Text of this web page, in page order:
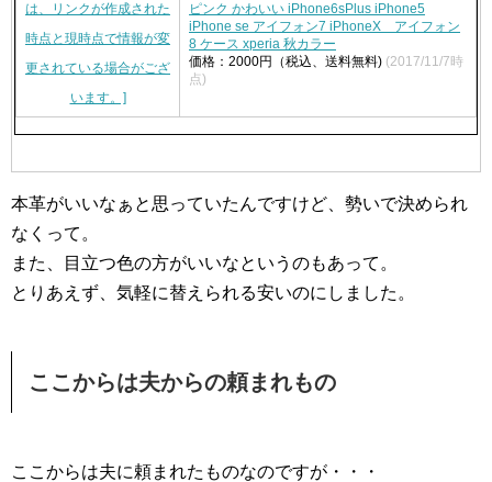
ピンク かわいい iPhone6sPlus iPhone5
iPhone se アイフォン7 iPhoneX アイフォン
8 ケース xperia 秋カラー
価格：2000円（税込、送料無料) (2017/11/7時
点)
本革がいいなぁと思っていたんですけど、勢いで決められ
なくって。
また、目立つ色の方がいいなというのもあって。
とりあえず、気軽に替えられる安いのにしました。
ここからは夫からの頼まれもの
ここからは夫に頼まれたものなのですが・・・